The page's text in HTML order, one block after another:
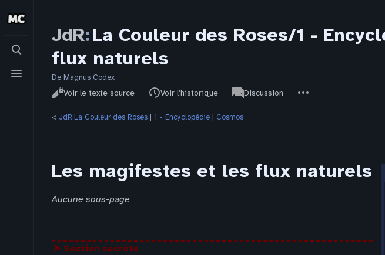
Basculer
recherche
Basculer
le
JdR:La Couleur des Roses/1 -
flux naturels
De Magnus Codex
Affichages
LireVoir le texte source Voir l’historique
associated-
pages
JdRDiscussion
actions
< JdR:La Couleur des Roses ‎ | 1 - Encyclopédie ‎ | Cosmos
Les magifestes et les flux naturels
Aucune sous-page
⮞ Section secrète